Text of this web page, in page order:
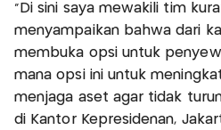
“Di sini saya mewakili tim
menyampaikan bahwa dari
membuka opsi untuk
mana opsi ini untuk
menjaga aset agar tidak
di Kantor Kepresidenan,